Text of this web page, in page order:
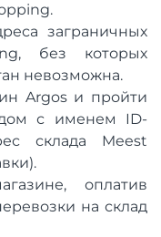
заграничных
без которых
невозможна.
Argos и пройти
с именем ID-
склада Meest
оплатив
на склад